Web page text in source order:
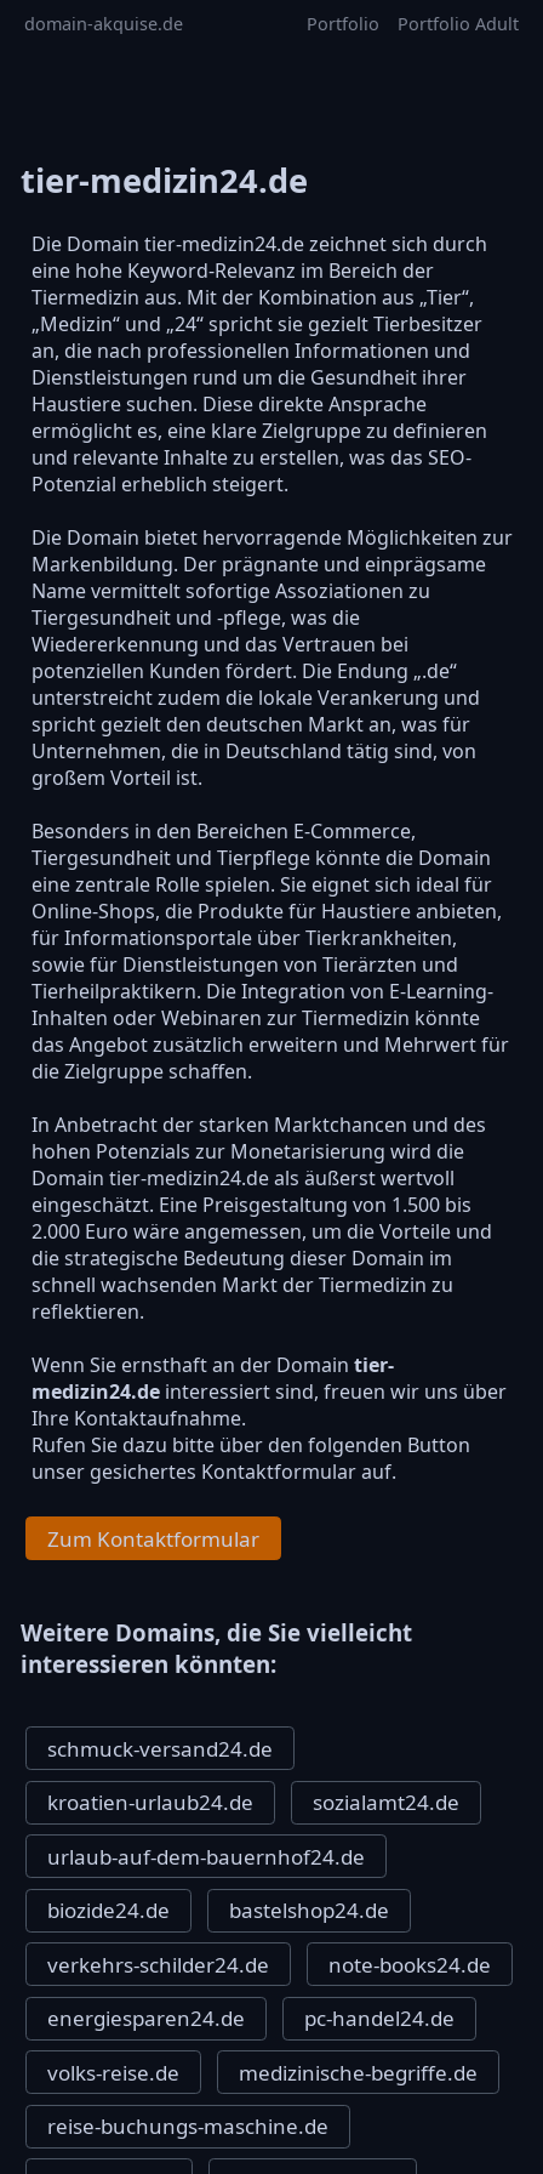
domain-akquise.de Portfolio Portfolio Adult
tier-medizin24.de
Die Domain tier-medizin24.de zeichnet sich durch
eine hohe Keyword-Relevanz im Bereich der
Tiermedizin aus. Mit der Kombination aus „Tier“,
„Medizin“ und „24“ spricht sie gezielt Tierbesitzer
an, die nach professionellen Informationen und
Dienstleistungen rund um die Gesundheit ihrer
Haustiere suchen. Diese direkte Ansprache
ermöglicht es, eine klare Zielgruppe zu definieren
und relevante Inhalte zu erstellen, was das SEO-
Potenzial erheblich steigert.
Die Domain bietet hervorragende Möglichkeiten zur
Markenbildung. Der prägnante und einprägsame
Name vermittelt sofortige Assoziationen zu
Tiergesundheit und -pflege, was die
Wiedererkennung und das Vertrauen bei
potenziellen Kunden fördert. Die Endung „.de“
unterstreicht zudem die lokale Verankerung und
spricht gezielt den deutschen Markt an, was für
Unternehmen, die in Deutschland tätig sind, von
großem Vorteil ist.
Besonders in den Bereichen E-Commerce,
Tiergesundheit und Tierpflege könnte die Domain
eine zentrale Rolle spielen. Sie eignet sich ideal für
Online-Shops, die Produkte für Haustiere anbieten,
für Informationsportale über Tierkrankheiten,
sowie für Dienstleistungen von Tierärzten und
Tierheilpraktikern. Die Integration von E-Learning-
Inhalten oder Webinaren zur Tiermedizin könnte
das Angebot zusätzlich erweitern und Mehrwert für
die Zielgruppe schaffen.
In Anbetracht der starken Marktchancen und des
hohen Potenzials zur Monetarisierung wird die
Domain tier-medizin24.de als äußerst wertvoll
eingeschätzt. Eine Preisgestaltung von 1.500 bis
2.000 Euro wäre angemessen, um die Vorteile und
die strategische Bedeutung dieser Domain im
schnell wachsenden Markt der Tiermedizin zu
reflektieren.
Wenn Sie ernsthaft an der Domain tier-
medizin24.deinteressiert sind, freuen wir uns über
Ihre Kontaktaufnahme.
Rufen Sie dazu bitte über den folgenden Button
unser gesichertes Kontaktformular auf.
Zum Kontaktformular
Weitere Domains, die Sie vielleicht
interessieren könnten:
schmuck-versand24.de
kroatien-urlaub24.de
sozialamt24.de
urlaub-auf-dem-bauernhof24.de
biozide24.de
bastelshop24.de
verkehrs-schilder24.de
note-books24.de
energiesparen24.de
pc-handel24.de
volks-reise.de
medizinische-begriffe.de
reise-buchungs-maschine.de